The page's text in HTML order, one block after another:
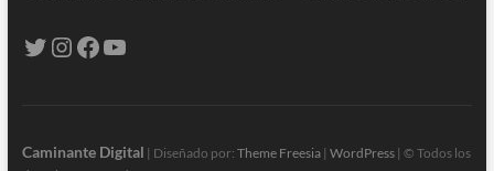
Caminante Digital | Diseñado por: Theme Freesia| WordPress| © Todos los